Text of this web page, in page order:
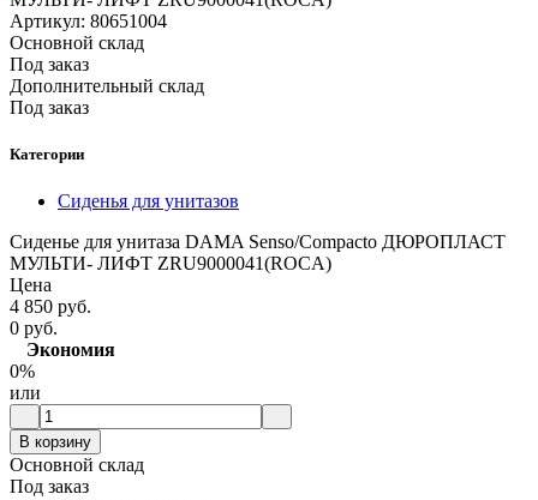
Артикул: 80651004
Основной склад
Под заказ
Дополнительный склад
Под заказ
Категории
Сиденья для унитазов
Сиденье для унитаза DAMA Senso/Compacto ДЮРОПЛАСТ
МУЛЬТИ- ЛИФТ ZRU9000041(ROCA)
Цена
4 850 руб.
0 руб.
Экономия
0%
или
В корзину
Основной склад
Под заказ